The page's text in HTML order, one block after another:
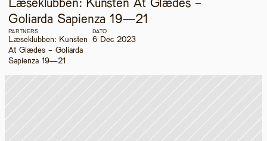
Læseklubben: Kunsten At Glædes -
Goliarda Sapienza 19—21
PARTNERS
Læseklubben: Kunsten
At Glædes - Goliarda
Sapienza 19—21
DATO
6 Dec 2023